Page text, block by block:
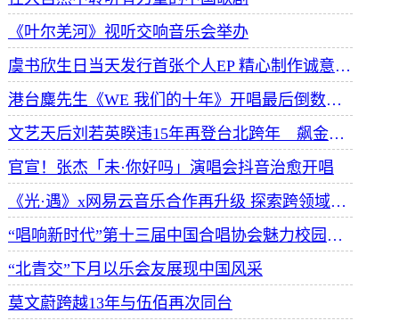
《叶尔羌河》视听交响音乐会举办
虞书欣生日当天发行首张个人EP 精心制作诚意满满
港台麋先生《WE 我们的十年》开唱最后倒数 惊喜释出10周年纪念单曲宠粉
文艺天后刘若英睽违15年再登台北跨年 飙金嗓演唱经典招牌歌掀回忆杀
官宣！张杰「未·你好吗」演唱会抖音治愈开唱
《光·遇》x网易云音乐合作再升级 探索跨领域社交新体验
“唱响新时代”第十三届中国合唱协会魅力校园合唱展演开幕
“北青交”下月以乐会友展现中国风采
莫文蔚跨越13年与伍佰再次同台